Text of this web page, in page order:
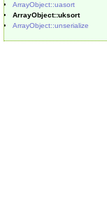
ArrayObject::uasort
ArrayObject::uksort
ArrayObject::unserialize